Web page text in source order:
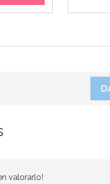
valorarlo!